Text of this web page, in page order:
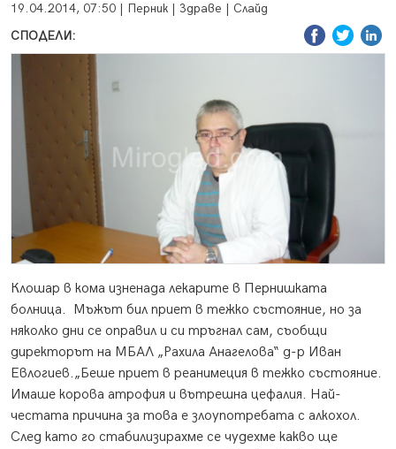
19.04.2014, 07:50 | Перник | Здраве | Слайд
СПОДЕЛИ:
Клошар в кома изненада лекарите в Пернишката
болница. Мъжът бил приет в тежко състояние, но за
няколко дни се оправил и си тръгнал сам, съобщи
директорът на МБАЛ „Рахила Анагелова“ д-р Иван
Евлогиев.„Беше приет в реанимеция в тежко състояние.
Имаше корова атрофия и вътрешна цефалия. Най-
честата причина за това е злоупотребата с алкохол.
След като го стабилизирахме се чудехме какво ще